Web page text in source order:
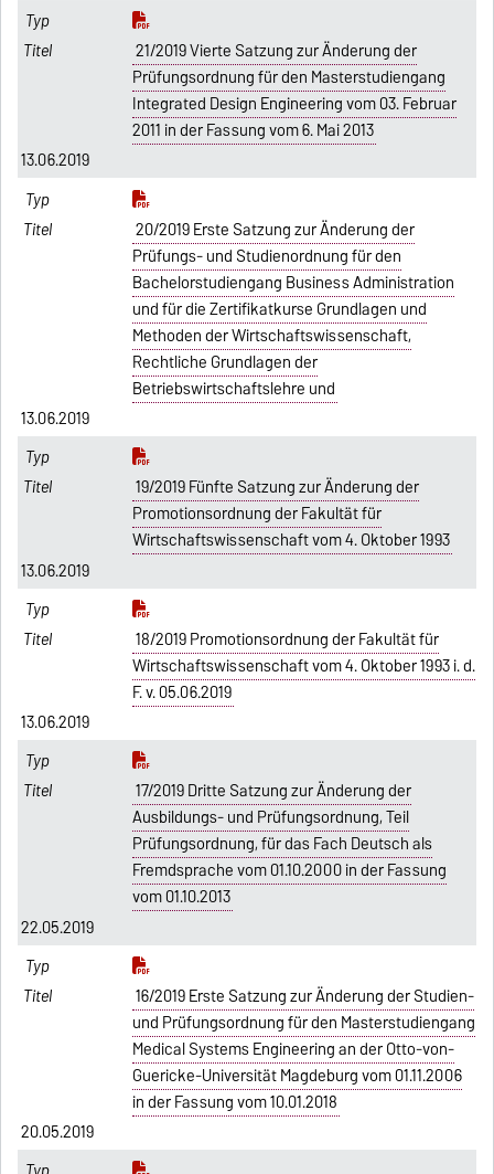
21/2019 Vierte Satzung zur Änderung der
Prüfungsordnung für den Masterstudiengang
Integrated Design Engineering vom 03. Februar
2011 in der Fassung vom 6. Mai 2013
13.06.2019
20/2019 Erste Satzung zur Änderung der
Prüfungs- und Studienordnung für den
Bachelorstudiengang Business Administration
und für die Zertifikatkurse Grundlagen und
Methoden der Wirtschaftswissenschaft,
Rechtliche Grundlagen der
Betriebswirtschaftslehre und
13.06.2019
19/2019 Fünfte Satzung zur Änderung der
Promotionsordnung der Fakultät für
Wirtschaftswissenschaft vom 4. Oktober 1993
13.06.2019
18/2019 Promotionsordnung der Fakultät für
Wirtschaftswissenschaft vom 4. Oktober 1993 i. d.
F. v. 05.06.2019
13.06.2019
17/2019 Dritte Satzung zur Änderung der
Ausbildungs- und Prüfungsordnung, Teil
Prüfungsordnung, für das Fach Deutsch als
Fremdsprache vom 01.10.2000 in der Fassung
vom 01.10.2013
22.05.2019
16/2019 Erste Satzung zur Änderung der Studien-
und Prüfungsordnung für den Masterstudiengang
Medical Systems Engineering an der Otto-von-
Guericke-Universität Magdeburg vom 01.11.2006
in der Fassung vom 10.01.2018
20.05.2019